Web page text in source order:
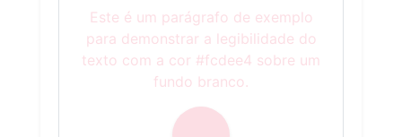
Este é um parágrafo de exemplo
para demonstrar a legibilidade do
texto com a cor #fcdee4 sobre um
fundo branco.